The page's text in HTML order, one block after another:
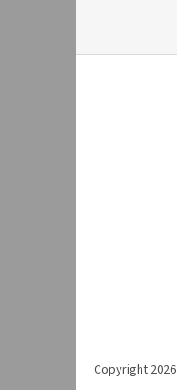
Copyright 2026